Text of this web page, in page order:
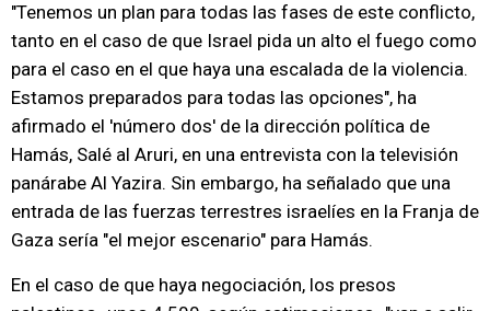
"Tenemos un plan para todas las fases de este conflicto,
tanto en el caso de que Israel pida un alto el fuego como
para el caso en el que haya una escalada de la violencia.
Estamos preparados para todas las opciones", ha
afirmado el 'número dos' de la dirección política de
Hamás, Salé al Aruri, en una entrevista con la televisión
panárabe Al Yazira. Sin embargo, ha señalado que una
entrada de las fuerzas terrestres israelíes en la Franja de
Gaza sería "el mejor escenario" para Hamás.
En el caso de que haya negociación, los presos